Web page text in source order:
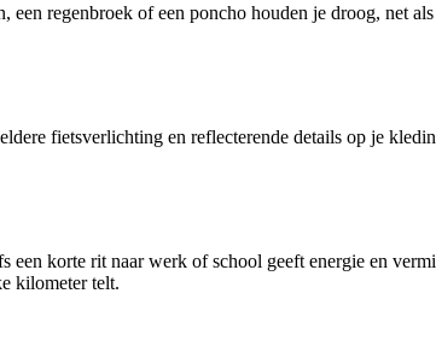
een regenbroek of een poncho houden je droog, net
fietsverlichting en reflecterende details op je
een korte rit naar werk of school geeft energie en
kilometer telt.